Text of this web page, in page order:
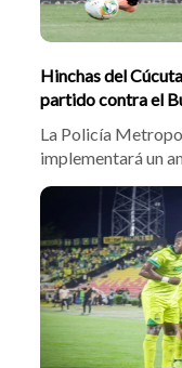
Hinchas del
partido contra el
La Policía
implementará un
el partido entre
Deportivo. Habrá
patrullajes y
prohibición del